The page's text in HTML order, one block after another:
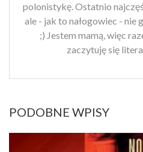
polonistykę. Ostatnio
ale - jak to nałogowiec - nie
;) Jestem mamą, więc
zaczytuję się
PODOBNE WPISY